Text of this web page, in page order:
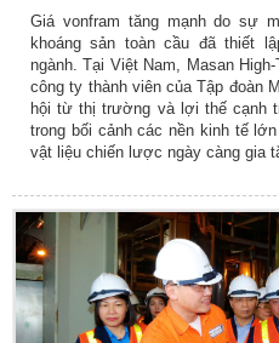
Giá vonfram tăng mạnh do sự
khoáng sản toàn cầu đã thiết
ngành. Tại Việt Nam, Masan
công ty thành viên của Tập đoàn
hội từ thị trường và lợi thế cạnh
trong bối cảnh các nền kinh tế
vật liệu chiến lược ngày càng gia